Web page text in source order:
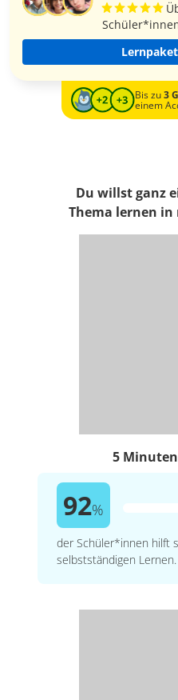
Bis zu3
einem
Du willst ganz
Thema lernen in
5
92%
der Schüler*innen hilft
selbstständigen Lernen.